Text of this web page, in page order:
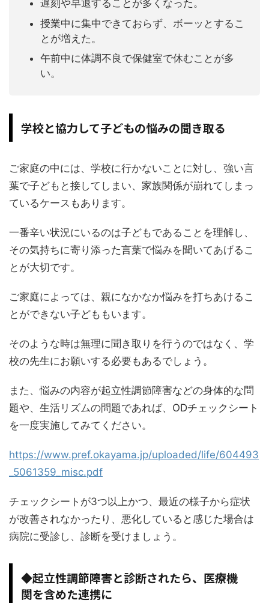
遅刻や早退することが多くなった。
授業中に集中できておらず、ボーッとするこ
とが増えた。
午前中に体調不良で保健室で休むことが多
い。
学校と協力して子どもの悩みの聞き取る
ご家庭の中には、学校に行かないことに対し、強い言
葉で子どもと接してしまい、家族関係が崩れてしまっ
ているケースもあります。
一番辛い状況にいるのは子どもであることを理解し、
その気持ちに寄り添った言葉で悩みを聞いてあげるこ
とが大切です。
ご家庭によっては、親になかなか悩みを打ちあけるこ
とができない子どももいます。
そのような時は無理に聞き取りを行うのではなく、学
校の先生にお願いする必要もあるでしょう。
また、悩みの内容が起立性調節障害などの身体的な問
題や、生活リズムの問題であれば、ODチェックシート
を一度実施してみてください。
https://www.pref.okayama.jp/uploaded/life/604493
_5061359_misc.pdf
チェックシートが3つ以上かつ、最近の様子から症状
が改善されなかったり、悪化していると感じた場合は
病院に受診し、診断を受けましょう。
◆起立性調節障害と診断されたら、医療機
関を含めた連携に